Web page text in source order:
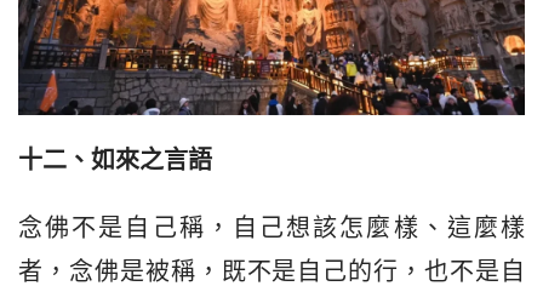
十二、 如來之言語
念佛不是自己稱，自己想該怎麼樣、這麼樣
者，念佛是被稱，既不是自己的行，也不是自